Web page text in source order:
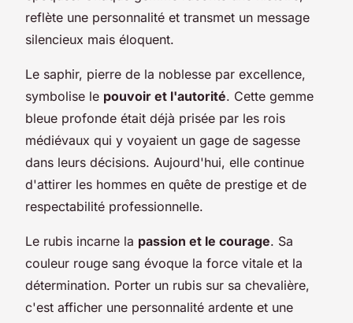
reflète une personnalité et transmet un message
silencieux mais éloquent.
Le saphir, pierre de la noblesse par excellence,
symbolise le pouvoir et l'autorité. Cette gemme
bleue profonde était déjà prisée par les rois
médiévaux qui y voyaient un gage de sagesse
dans leurs décisions. Aujourd'hui, elle continue
d'attirer les hommes en quête de prestige et de
respectabilité professionnelle.
Le rubis incarne la passion et le courage. Sa
couleur rouge sang évoque la force vitale et la
détermination. Porter un rubis sur sa chevalière,
c'est afficher une personnalité ardente et une